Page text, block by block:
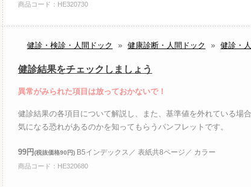
商品コード：HE320730
健診・検診・人間ドック » 健康診断・人間ドック » 健診・
健診結果をチェックしましょう
異常がみられた項目は放っておかないで！
健診結果の各項目について解説し、また、基準値を外れている場
気になる恐れがあるのかを知ってもらうパンフレットです。
99円(税抜価格90円) B5インデックス／ 表紙共8ページ／ カラー
商品コード：HE320680